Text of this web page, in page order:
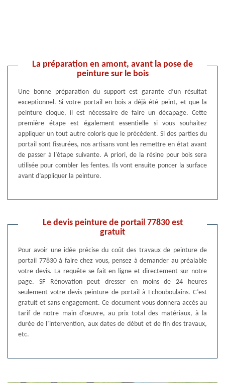
La préparation en amont, avant la pose de
peinture sur le bois
Une bonne préparation du support est garante d’un résultat
exceptionnel. Si votre portail en bois a déjà été peint, et que la
peinture cloque, il est nécessaire de faire un décapage. Cette
première étape est également essentielle si vous souhaitez
appliquer un tout autre coloris que le précédent. Si des parties du
portail sont fissurées, nos artisans vont les remettre en état avant
de passer à l’étape suivante. A priori, de la résine pour bois sera
utilisée pour combler les fentes. Ils vont ensuite poncer la surface
avant d’appliquer la peinture.
Le devis peinture de portail 77830 est
gratuit
Pour avoir une idée précise du coût des travaux de peinture de
portail 77830 à faire chez vous, pensez à demander au préalable
votre devis. La requête se fait en ligne et directement sur notre
page. SF Rénovation peut dresser en moins de 24 heures
seulement votre devis peinture de portail à Echouboulains. C’est
gratuit et sans engagement. Ce document vous donnera accès au
tarif de notre main d’œuvre, au prix total des matériaux, à la
durée de l’intervention, aux dates de début et de fin des travaux,
etc.